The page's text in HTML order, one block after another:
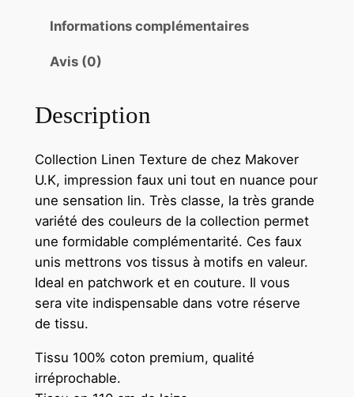
Informations complémentaires
Avis (0)
Description
Collection Linen Texture de chez Makover
U.K, impression faux uni tout en nuance pour
une sensation lin. Très classe, la très grande
variété des couleurs de la collection permet
une formidable complémentarité. Ces faux
unis mettrons vos tissus à motifs en valeur.
Ideal en patchwork et en couture. Il vous
sera vite indispensable dans votre réserve
de tissu.
Tissu 100% coton premium, qualité
irréprochable.